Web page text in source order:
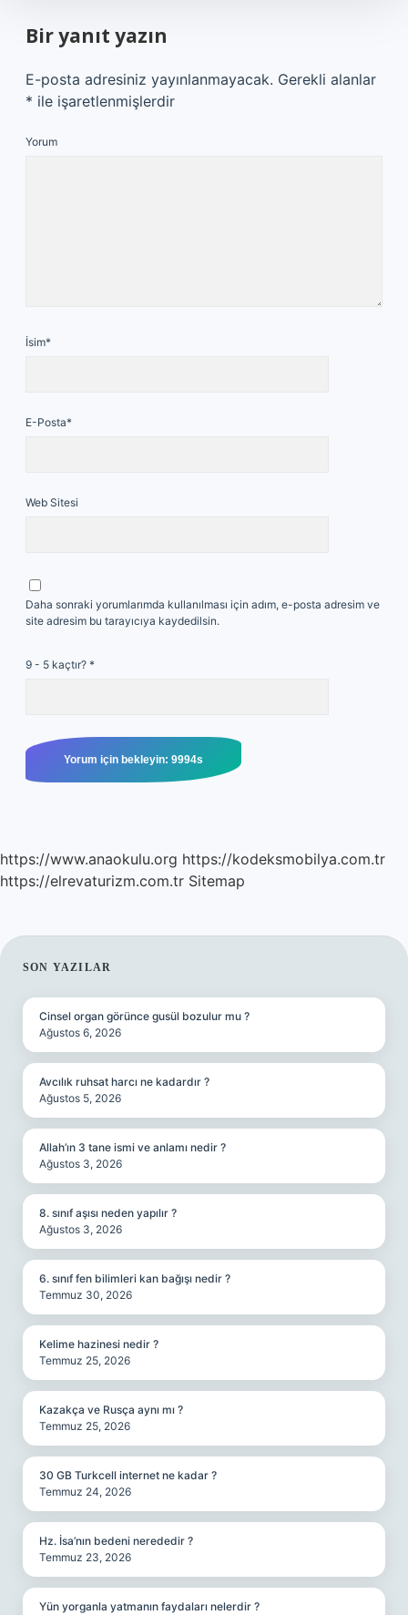
Bir yanıt yazın
E-posta adresiniz yayınlanmayacak. Gerekli alanlar
* ile işaretlenmişlerdir
Yorum
İsim*
E-Posta*
Web Sitesi
Daha sonraki yorumlarımda kullanılması için adım, e-posta adresim ve
site adresim bu tarayıcıya kaydedilsin.
9 - 5 kaçtır? *
https://www.anaokulu.org https://kodeksmobilya.com.tr
https://elrevaturizm.com.tr Sitemap
SIDEBAR
SON YAZILAR
Cinsel organ görünce gusül bozulur mu ?
Ağustos 6, 2026
Avcılık ruhsat harcı ne kadardır ?
Ağustos 5, 2026
Allah’ın 3 tane ismi ve anlamı nedir ?
Ağustos 3, 2026
8. sınıf aşısı neden yapılır ?
Ağustos 3, 2026
6. sınıf fen bilimleri kan bağışı nedir ?
Temmuz 30, 2026
Kelime hazinesi nedir ?
Temmuz 25, 2026
Kazakça ve Rusça aynı mı ?
Temmuz 25, 2026
30 GB Turkcell internet ne kadar ?
Temmuz 24, 2026
Hz. İsa’nın bedeni nerededir ?
Temmuz 23, 2026
Yün yorganla yatmanın faydaları nelerdir ?